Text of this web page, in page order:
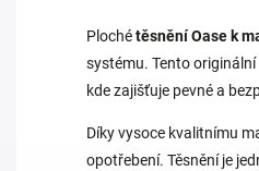
Plochétěsnění Oase k
systému. Tento
kde zajišťuje pevné a
Díky vysoce kvalitnímu
opotřebení. Těsnění je